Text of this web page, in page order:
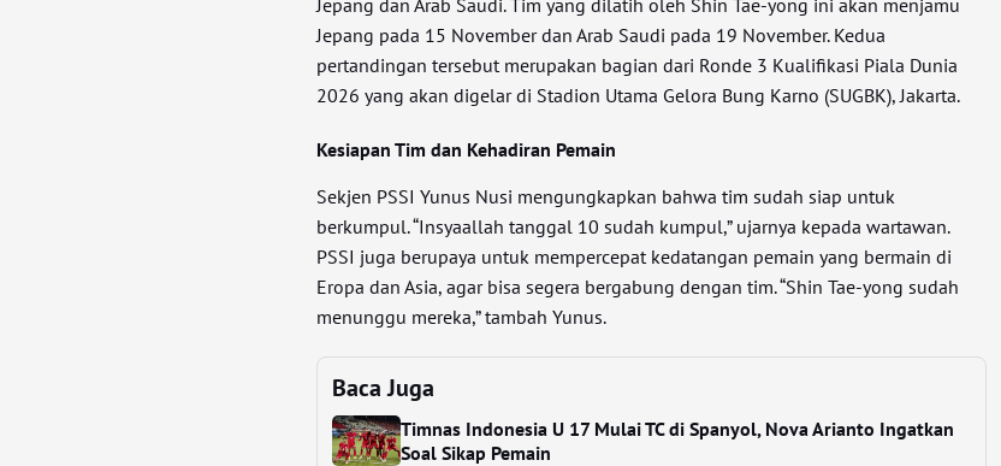
Jepang pada 15 November dan Arab Saudi pada 19 November. Kedua
pertandingan tersebut merupakan bagian dari Ronde 3 Kualifikasi Piala Dunia
2026 yang akan digelar di Stadion Utama Gelora Bung Karno (SUGBK), Jakarta.
Kesiapan Tim dan Kehadiran Pemain
Sekjen PSSI Yunus Nusi mengungkapkan bahwa tim sudah siap untuk
berkumpul. “Insyaallah tanggal 10 sudah kumpul,” ujarnya kepada wartawan.
PSSI juga berupaya untuk mempercepat kedatangan pemain yang bermain di
Eropa dan Asia, agar bisa segera bergabung dengan tim. “Shin Tae-yong sudah
menunggu mereka,” tambah Yunus.
Baca Juga
Timnas Indonesia U 17 Mulai TC di Spanyol, Nova Arianto Ingatkan
Soal Sikap Pemain